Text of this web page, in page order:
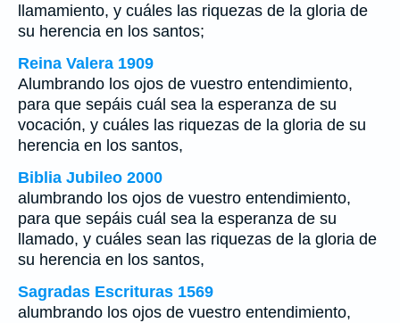
llamamiento, y cuáles las riquezas de la gloria de
su herencia en los santos;
Reina Valera 1909
Alumbrando los ojos de vuestro entendimiento,
para que sepáis cuál sea la esperanza de su
vocación, y cuáles las riquezas de la gloria de su
herencia en los santos,
Biblia Jubileo 2000
alumbrando los ojos de vuestro entendimiento,
para que sepáis cuál sea la esperanza de su
llamado, y cuáles sean las riquezas de la gloria de
su herencia en los santos,
Sagradas Escrituras 1569
alumbrando los ojos de vuestro entendimiento,